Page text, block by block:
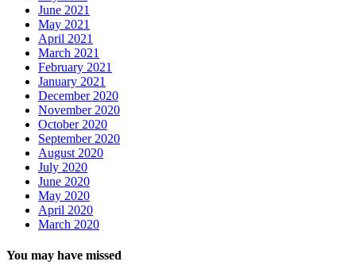
June 2021
May 2021
April 2021
March 2021
February 2021
January 2021
December 2020
November 2020
October 2020
September 2020
August 2020
July 2020
June 2020
May 2020
April 2020
March 2020
You may have missed